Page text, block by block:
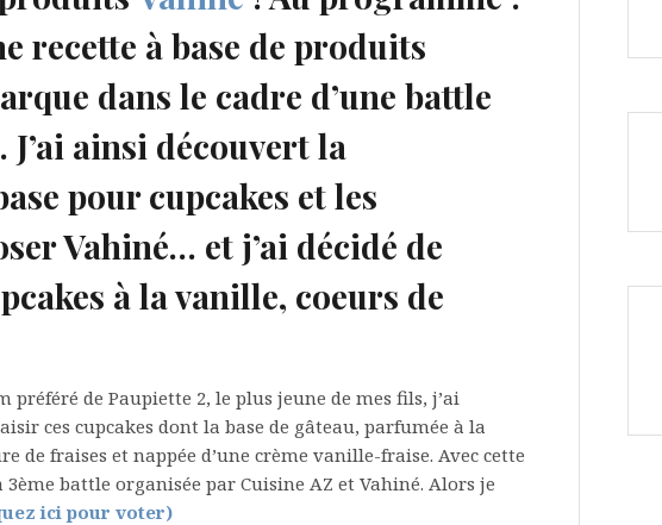
recette à base de produits
dans le cadre d’une battle
ainsi découvert la
pour cupcakes et les
Vahiné… et j’ai décidé de
à la vanille, coeurs de
de Paupiette 2, le plus jeune de mes fils, j’ai
ces cupcakes dont la base de gâteau, parfumée à la
de fraises et nappée d’une crème vanille-fraise. Avec cette
battle organisée par Cuisine AZ et Vahiné. Alors je
ici pour voter)